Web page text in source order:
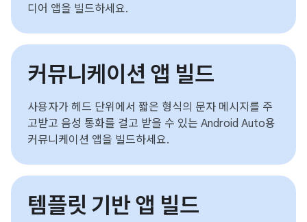
디어 앱을 빌드하세요.
커뮤니케이션 앱 빌드
사용자가 헤드 단위에서 짧은 형식의 문자 메시지를 주
고받고 음성 통화를 걸고 받을 수 있는 Android Auto용
커뮤니케이션 앱을 빌드하세요.
템플릿 기반 앱 빌드